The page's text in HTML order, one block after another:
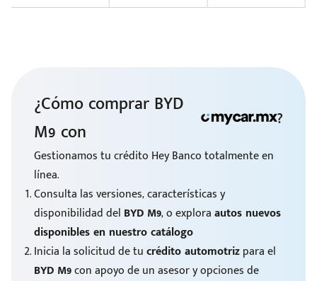
¿Cómo comprar BYD
M9 con
?
Gestionamos tu crédito Hey Banco totalmente en
línea.
Consulta las versiones, características y
disponibilidad del BYD M9, o exploraautos nuevos
disponibles en nuestro catálogo
Inicia la solicitud de tucrédito automotrizpara el
BYD M9con apoyo de un asesor y opciones de